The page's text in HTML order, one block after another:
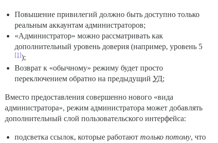
Повышение привилегий должно быть доступно только
реальным аккаунтам администраторов;
«Администратор» можно рассматривать как
дополнительный уровень доверия (например, уровень 5
[1]);
Возврат к «обычному» режиму будет просто
переключением обратно на предыдущий УД;
Вместо предоставления совершенно нового «вида
администратора», режим администратора может добавлять
дополнительный слой пользовательского интерфейса:
подсветка ссылок, которые работают только потому, что